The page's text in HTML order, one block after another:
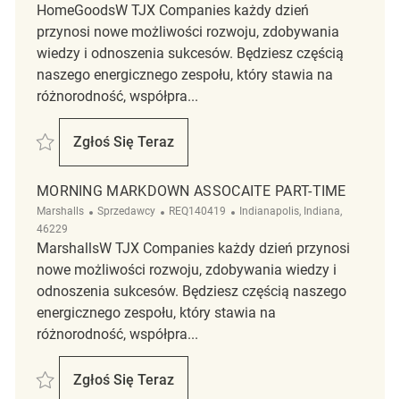
HomeGoodsW TJX Companies każdy dzień
przynosi nowe możliwości rozwoju, zdobywania
wiedzy i odnoszenia sukcesów. Będziesz częścią
naszego energicznego zespołu, który stawia na
różnorodność, współpra...
Zapisać Merchandise Associate REQ141439
Zgłoś Się Teraz
Merchandise Associate
MORNING MARKDOWN ASSOCAITE PART-TIME
Marshalls Kategoria
Sprzedawcy ReqId
REQ140419 Lokalizacja
Indianapolis, Indiana,
46229
MarshallsW TJX Companies każdy dzień przynosi
nowe możliwości rozwoju, zdobywania wiedzy i
odnoszenia sukcesów. Będziesz częścią naszego
energicznego zespołu, który stawia na
różnorodność, współpra...
Zapisać Morning Markdown Assocaite Part-Time REQ140419
Zgłoś Się Teraz
Morning Markdown Assocaite Part-Time